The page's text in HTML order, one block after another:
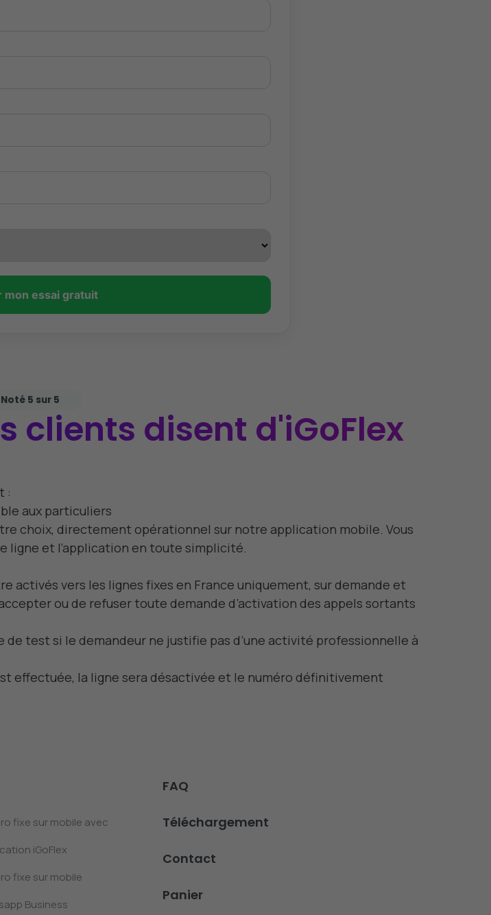
mon essai gratuit
Noté 5 sur 5
clients disent d'iGoFlex
:
aux particuliers
choix, directement opérationnel sur notre application mobile. Vous
ligne et l’application en toute simplicité.
activés vers les lignes fixes en France uniquement, sur demande et
ou de refuser toute demande d’activation des appels sortants
test si le demandeur ne justifie pas d’une activité professionnelle à
effectuée, la ligne sera désactivée et le numéro définitivement
fixe sur mobile avec
iGoFlex
fixe sur mobile
Business
FAQ
Téléchargement
Contact
Panier